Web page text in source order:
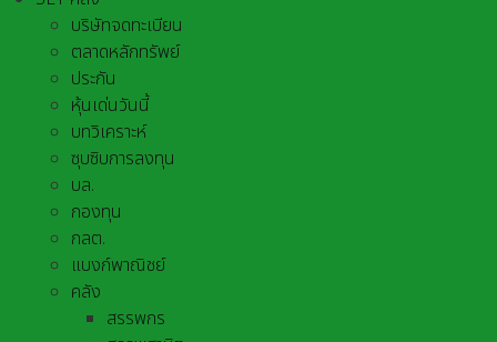
บริษัทจดทะเบียน
ตลาดหลักทรัพย์
ประกัน
หุ้นเด่นวันนี้
บทวิเคราะห์
ซุบซิบการลงทุน
บล.
กองทุน
กลต.
แบงก์พาณิชย์
คลัง
สรรพกร